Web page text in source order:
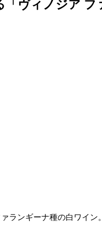
ヴィノジア フ
ランギーナ種の白ワイン。